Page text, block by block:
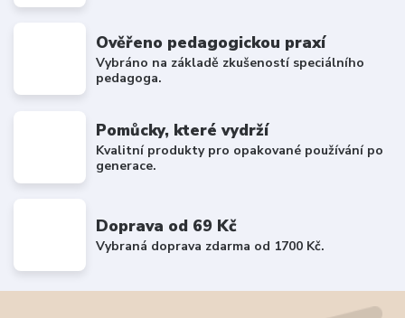
Ověřeno pedagogickou praxí
Vybráno na základě zkušeností speciálního
pedagoga.
Pomůcky, které vydrží
Kvalitní produkty pro opakované používání po
generace.
Doprava od 69 Kč
Vybraná doprava zdarma od 1700 Kč.